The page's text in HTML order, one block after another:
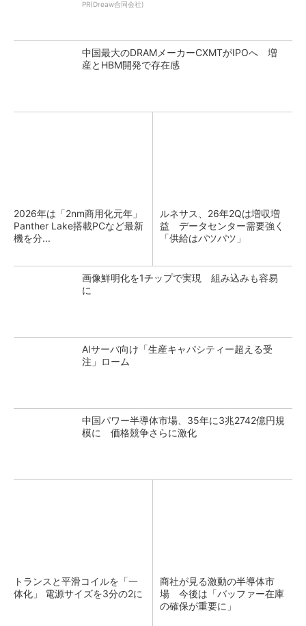
PR(Dreaw合同会社)
中国最大のDRAMメーカーCXMTがIPOへ 増
産とHBM開発で存在感
2026年は「2nm商用化元年」
Panther Lake搭載PCなど最新
機を分...
ルネサス、26年2Qは増収増
益 データセンター需要強く
「供給はパツパツ」
画像鮮明化を1チップで実現 組み込みも容易
に
AIサーバ向け「生産キャパシティー超える受
注」ローム
中国パワー半導体市場、35年に3兆2742億円規
模に 価格競争さらに激化
トランスと平滑コイルを「一
体化」 電源サイズを3分の2に
商社が見る激動の半導体市
場 今後は「バッファー在庫
の確保が重要に」